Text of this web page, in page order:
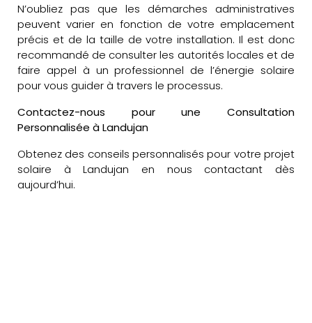
N’oubliez pas que les démarches administratives
peuvent varier en fonction de votre emplacement
précis et de la taille de votre installation. Il est donc
recommandé de consulter les autorités locales et de
faire appel à un professionnel de l’énergie solaire
pour vous guider à travers le processus.
Contactez-nous pour une Consultation
Personnalisée à Landujan
Obtenez des conseils personnalisés pour votre projet
solaire à Landujan en nous contactant dès
aujourd’hui.